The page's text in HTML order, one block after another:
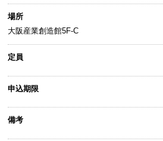
場所
大阪産業創造館5F-C
定員
申込期限
備考